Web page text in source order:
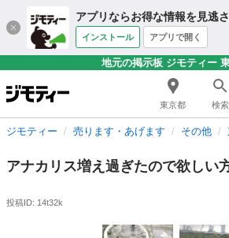
アプリならお得な情報を見逃
インストール アプリで開く
地元の掲示板 ジモティー
東京都 検索
ジモティー 売ります・あげます その他
アナカリス増え過ぎたので欲しい
投稿ID: 14t32k